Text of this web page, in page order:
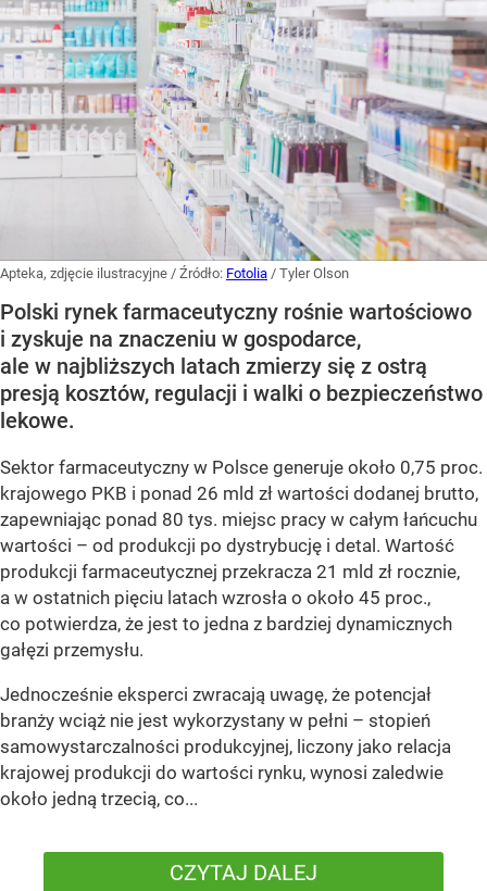
Apteka, zdjęcie ilustracyjne / Źródło: Fotolia / Tyler Olson
Polski rynek farmaceutyczny rośnie wartościowo
i zyskuje na znaczeniu w gospodarce,
ale w najbliższych latach zmierzy się z ostrą
presją kosztów, regulacji i walki o bezpieczeństwo
lekowe.
Sektor farmaceutyczny w Polsce generuje około 0,75 proc.
krajowego PKB i ponad 26 mld zł wartości dodanej brutto,
zapewniając ponad 80 tys. miejsc pracy w całym łańcuchu
wartości – od produkcji po dystrybucję i detal. Wartość
produkcji farmaceutycznej przekracza 21 mld zł rocznie,
a w ostatnich pięciu latach wzrosła o około 45 proc.,
co potwierdza, że jest to jedna z bardziej dynamicznych
gałęzi przemysłu.
Jednocześnie eksperci zwracają uwagę, że potencjał
branży wciąż nie jest wykorzystany w pełni – stopień
samowystarczalności produkcyjnej, liczony jako relacja
krajowej produkcji do wartości rynku, wynosi zaledwie
około jedną trzecią, co...
CZYTAJ DALEJ